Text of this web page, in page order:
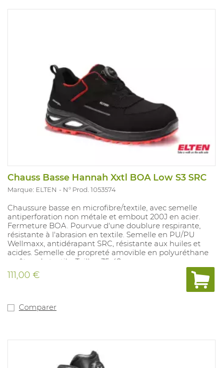
Chauss Basse Hannah Xxtl BOA Low S3 SRC
Marque: ELTEN N° Prod. 1053574
Chaussure basse en microfibre/textile, avec semelle
antiperforation non métale et embout 200J en acier.
Fermeture BOA. Pourvue d'une doublure respirante,
résistante à l'abrasion en textile. Semelle en PU/PU
Wellmaxx, antidérapant SRC, résistante aux huiles et
acides. Semelle de propreté amovible en polyuréthane
revêtue de textile. Tailles: 35-42.
111,00 €
Comparer